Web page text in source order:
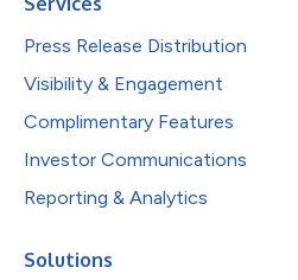
Press Release Distribution
Visibility & Engagement
Complimentary Features
Investor Communications
Reporting & Analytics
Solutions